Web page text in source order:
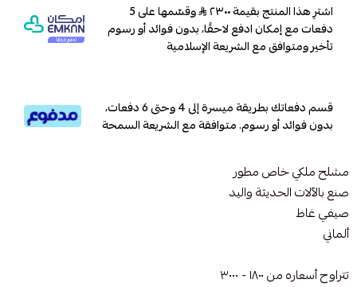
اشترِ هذا المنتج بقيمة ٢٣٠٠
وقسّمها على 5
دفعات مع إمكان ادفع لاحقًا، بدون فوائد أو رسوم
تأخير ومتوافق مع الشريعة الإسلامية
قسم دفعاتك بطريقة ميسرة إلى 4 وحتى 6 دفعات،
بدون فوائد أو رسوم. متوافقة مع الشريعة السمحة
مشلح ملكي خاص مطور
صنع بالآلات الحديثة واليد
صيفي غاط
ألماني
تتراوح أسعاره من ١٨٠٠ - ٣٠٠٠